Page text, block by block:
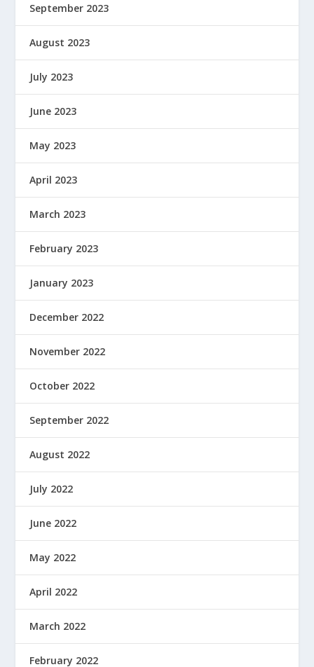
September 2023
August 2023
July 2023
June 2023
May 2023
April 2023
March 2023
February 2023
January 2023
December 2022
November 2022
October 2022
September 2022
August 2022
July 2022
June 2022
May 2022
April 2022
March 2022
February 2022